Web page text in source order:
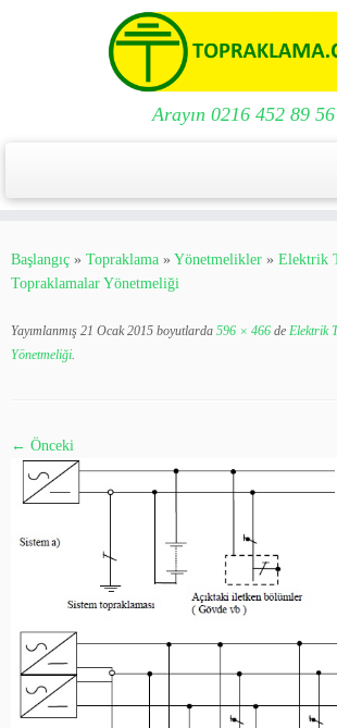
to
content
Arayın 0216 452 89 56
Başlangıç » Topraklama » Yönetmelikler » Elektrik
Topraklamalar Yönetmeliği
Yayımlanmış 21 Ocak 2015 boyutlarda 596 × 466 de Elektrik
Yönetmeliği.
← Önceki